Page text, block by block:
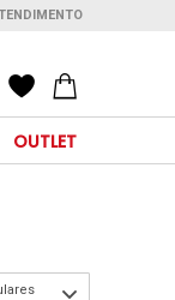
OUTLET